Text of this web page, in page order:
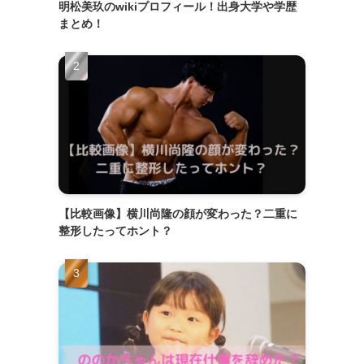
明松美玖のwikiプロフィール！出身大学や学歴
まとめ！
【比較画像】横川尚隆の顔が変わった？二重に
整形したってホント？